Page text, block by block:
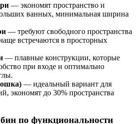
— экономят пространство и
ванных, минимальная ширина
— требуют свободного пространства
встречаются в просторных
— плавные конструкции, которые
при входе и оптимально
— идеальный вариант для
экономят до 30% пространства
по функциональности